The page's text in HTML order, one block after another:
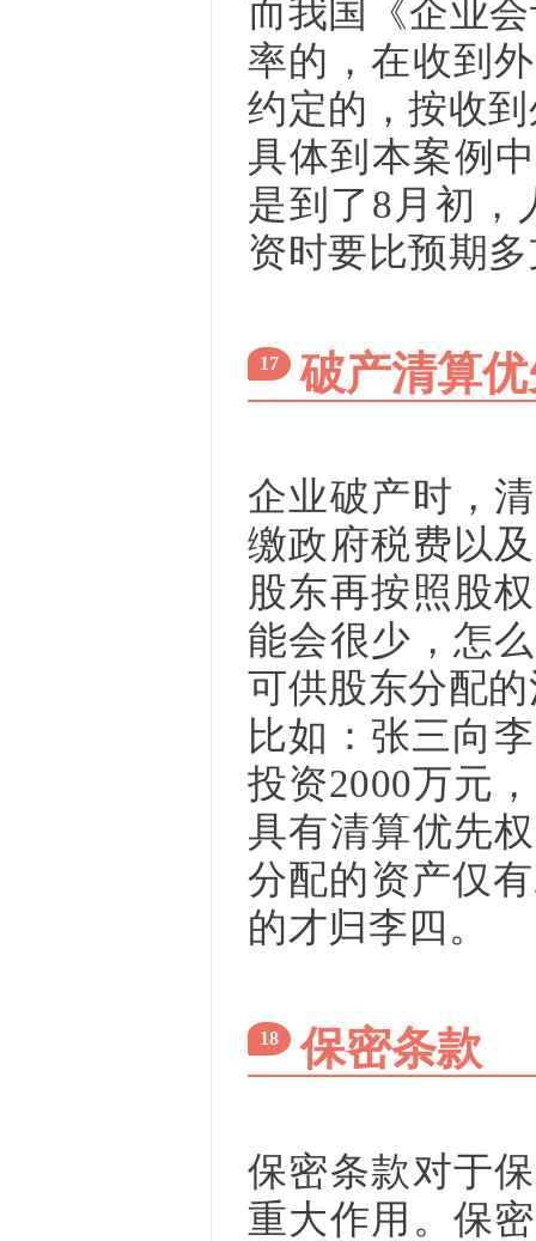
而我国《企业
率的，在收到
约定的，按收
具体到本案例
是到了8月初，
资时要比预期
17 破产清算
企业破产时，
缴政府税费以
股东再按照股
能会很少，怎
可供股东分配
比如：张三向
投资2000万元
具有清算优先
分配的资产仅
的才归李四。
18 保密条款
保密条款对于
重大作用。保